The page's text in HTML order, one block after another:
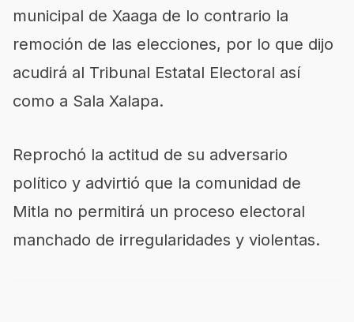
municipal de Xaaga de lo contrario la
remoción de las elecciones, por lo que dijo
acudirá al Tribunal Estatal Electoral así
como a Sala Xalapa.
Reprochó la actitud de su adversario
político y advirtió que la comunidad de
Mitla no permitirá un proceso electoral
manchado de irregularidades y violentas.